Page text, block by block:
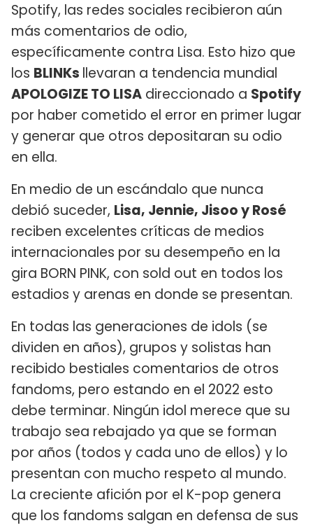
Spotify, las redes sociales recibieron aún
más comentarios de odio,
específicamente contra Lisa. Esto hizo que
los BLINKs llevaran a tendencia mundial
APOLOGIZE TO LISA direccionado a Spotify
por haber cometido el error en primer lugar
y generar que otros depositaran su odio
en ella.
En medio de un escándalo que nunca
debió suceder, Lisa, Jennie, Jisoo y Rosé
reciben excelentes críticas de medios
internacionales por su desempeño en la
gira BORN PINK, con sold out en todos los
estadios y arenas en donde se presentan.
En todas las generaciones de idols (se
dividen en años), grupos y solistas han
recibido bestiales comentarios de otros
fandoms, pero estando en el 2022 esto
debe terminar. Ningún idol merece que su
trabajo sea rebajado ya que se forman
por años (todos y cada uno de ellos) y lo
presentan con mucho respeto al mundo.
La creciente afición por el K-pop genera
que los fandoms salgan en defensa de sus